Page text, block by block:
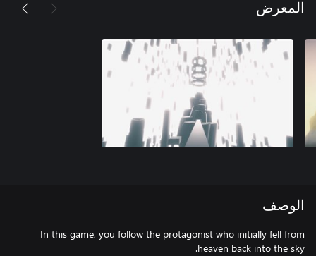
المعرض
الوصف
In this game, you follow the protagonist who initially fell from